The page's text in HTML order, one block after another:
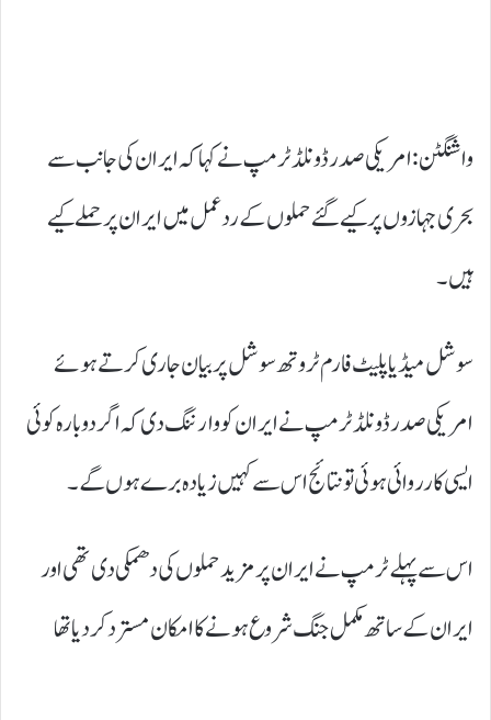
واشنگٹن: امریکی صدر ڈونلڈ ٹرمپ نے کہاکہ ایران کی جانب سے
بحری جہازوں پر کیے گئے حملوں کے ردعمل میں ایران پر حملے کیے
ہیں۔
سوشل میڈیا پلیٹ فارم ٹروتھ سوشل پر بیان جاری کرتے ہوئے
امریکی صدر ڈونلڈ ٹرمپ نے ایران کو وارننگ دی کہ اگر دوبارہ کوئی
ایسی کارروائی ہوئی تو نتائج اس سے کہیں زیادہ برے ہوں گے۔
اس سے پہلے ٹرمپ نے ایران پر مزید حملوں کی دھمکی دی تھی اور
ایران کے ساتھ مکمل جنگ شروع ہونے کا امکان مسترد کردیا تھا